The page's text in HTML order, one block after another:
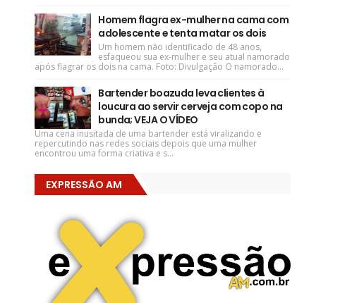
Homem flagra ex-mulher na cama com
adolescente e tenta matar os dois
Um homem não identificado de 48 anos,
esfaqueou sua ex-mulher e seu atual namorado
após flagrar os dois na cama. Foto: Divulgação O namorado...
Bartender boazuda leva clientes à
loucura ao servir cerveja com copo na
bunda; VEJA O VÍDEO
Uma cena inusitada de uma bartender está viralizando e
repercutindo nas redes sociais depois que uma mulher
encontrou uma forma criativa e s...
EXPRESSÃO AM